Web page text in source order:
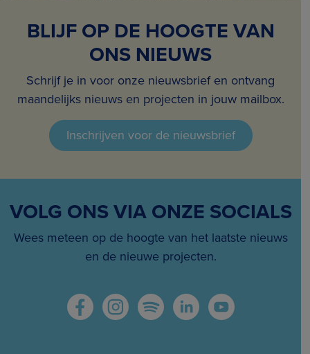
BLIJF OP DE HOOGTE VAN
ONS NIEUWS
Schrijf je in voor onze nieuwsbrief en ontvang
maandelijks nieuws en projecten in jouw mailbox.
Inschrijven voor de nieuwsbrief
VOLG ONS VIA ONZE SOCIALS
Wees meteen op de hoogte van het laatste nieuws
en de nieuwe projecten.